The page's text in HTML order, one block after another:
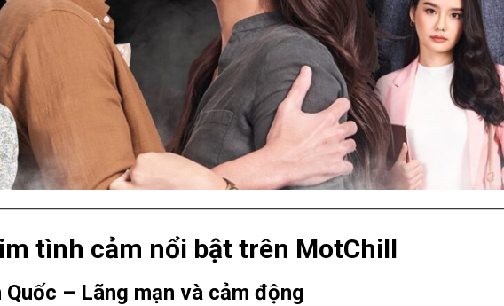
tình cảm nổi bật trên MotChill
– Lãng mạn và cảm động